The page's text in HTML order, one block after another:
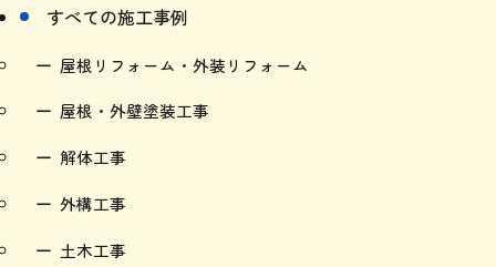
すべての施工事例
屋根リフォーム・外装リフォーム
屋根・外壁塗装工事
解体工事
外構工事
土木工事